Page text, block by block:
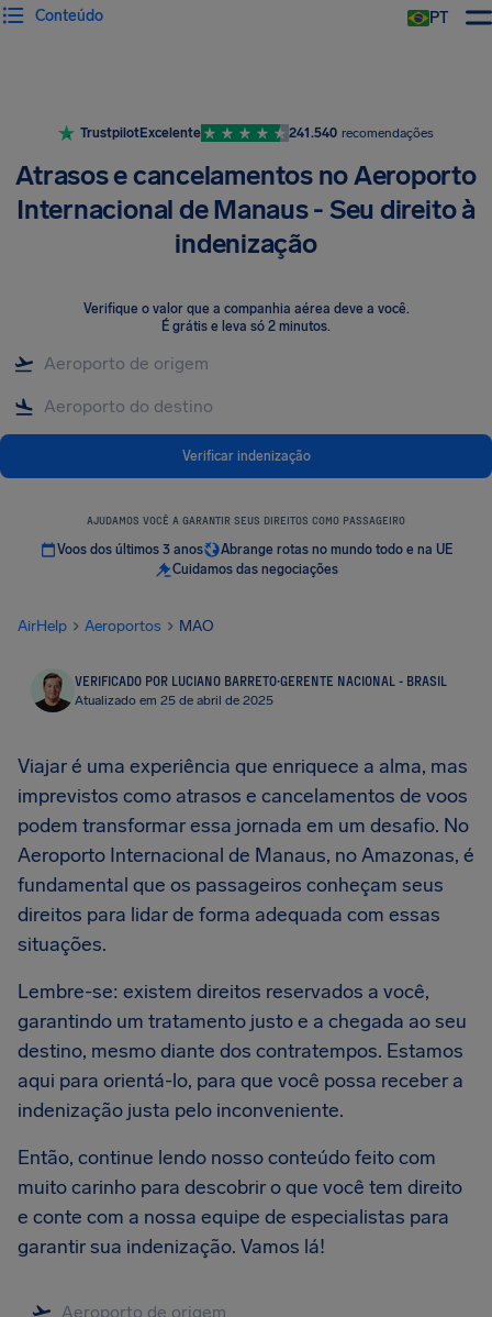
PT
Conteúdo
TrustpilotExcelente 241.540 recomendações
Atrasos e cancelamentos no Aeroporto
Internacional de Manaus - Seu direito à
indenização
Verifique o valor que a companhia aérea deve a você.
É grátis e leva só 2 minutos.
Verificar indenização
AJUDAMOS VOCÊ A GARANTIR SEUS DIREITOS COMO PASSAGEIRO
Voos dos últimos 3 anos
Abrange rotas no mundo todo e na UE
Cuidamos das negociações
AirHelp Aeroportos MAO
VERIFICADO POR LUCIANO BARRETO·GERENTE NACIONAL - BRASIL
Atualizado em 25 de abril de 2025
Viajar é uma experiência que enriquece a alma, mas
imprevistos como atrasos e cancelamentos de voos
podem transformar essa jornada em um desafio. No
Aeroporto Internacional de Manaus, no Amazonas, é
fundamental que os passageiros conheçam seus
direitos para lidar de forma adequada com essas
situações.
Lembre-se: existem direitos reservados a você,
garantindo um tratamento justo e a chegada ao seu
destino, mesmo diante dos contratempos. Estamos
aqui para orientá-lo, para que você possa receber a
indenização justa pelo inconveniente.
Então, continue lendo nosso conteúdo feito com
muito carinho para descobrir o que você tem direito
e conte com a nossa equipe de especialistas para
garantir sua indenização. Vamos lá!